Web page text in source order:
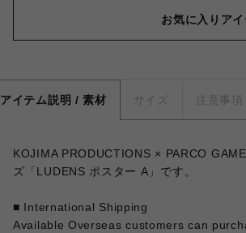
お気に入りア
アイテム説明 / 素材 サイズ 注意事項
KOJIMA PRODUCTIONS × PARCO
ズ「LUDENS ポスター A」です。
■ International Shipping
Available Overseas customers can